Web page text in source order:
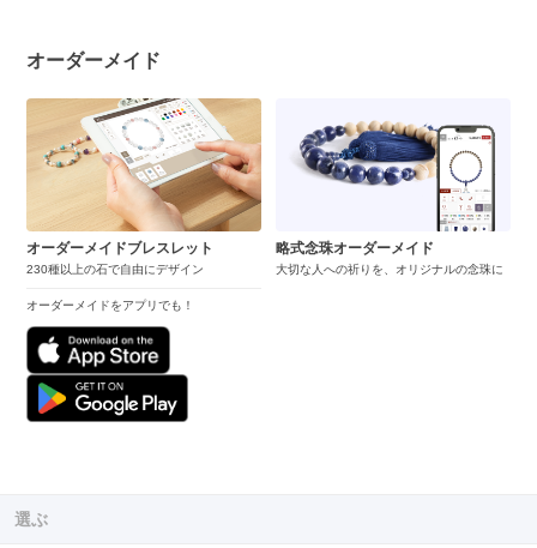
オーダーメイド
オーダーメイドブレスレット
230種以上の石で自由にデザイン
オーダーメイドをアプリでも！
略式念珠オーダーメイド
大切な人への祈りを、オリジナルの念珠に
選ぶ